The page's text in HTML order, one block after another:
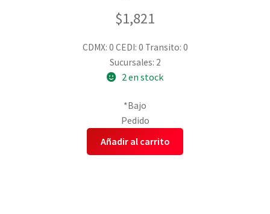
$1,821
CDMX: 0 CEDI: 0 Transito: 0
Sucursales: 2
2 en stock
*Bajo
Pedido
Añadir al carrito